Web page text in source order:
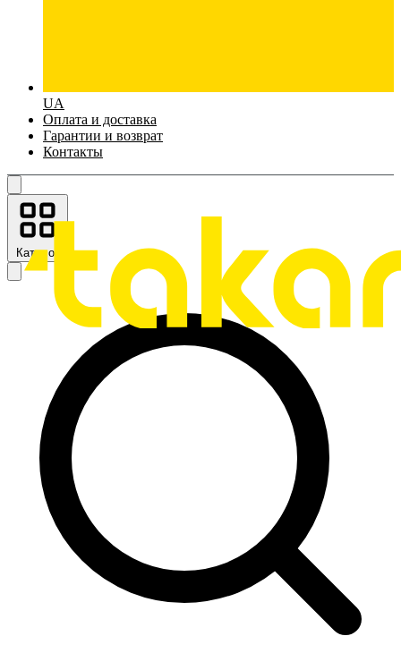
UA
Оплата и доставка
Гарантии и возврат
Контакты
Каталог